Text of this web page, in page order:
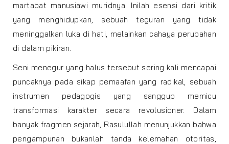
martabat manusiawi muridnya. Inilah esensi dari kritik
yang menghidupkan, sebuah teguran yang tidak
meninggalkan luka di hati, melainkan cahaya perubahan
di dalam pikiran.
Seni menegur yang halus tersebut sering kali mencapai
puncaknya pada sikap pemaafan yang radikal, sebuah
instrumen pedagogis yang sanggup memicu
transformasi karakter secara revolusioner. Dalam
banyak fragmen sejarah, Rasulullah menunjukkan bahwa
pengampunan bukanlah tanda kelemahan otoritas,